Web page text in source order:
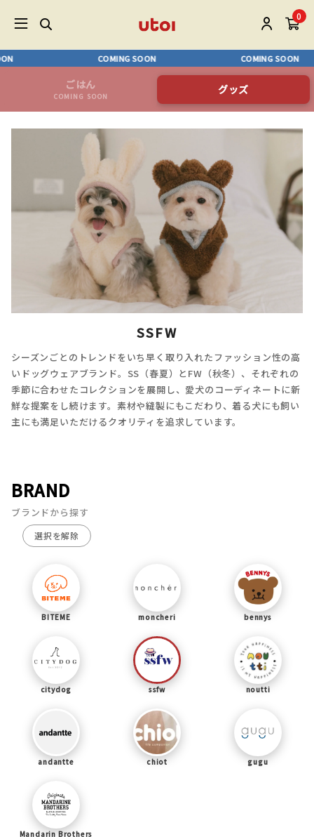
0
COMING SOON COMING SOON
ごはん
COMING SOON
グッズ
SSFW
シーズンごとのトレンドをいち早く取り入れたファッション性の高
いドッグウェアブランド。SS（春夏）とFW（秋冬）、それぞれの
季節に合わせたコレクションを展開し、愛犬のコーディネートに新
鮮な提案をし続けます。素材や縫製にもこだわり、着る犬にも飼い
主にも満足いただけるクオリティを追求しています。
BRAND
ブランドから探す
選択を解除
BITEME moncheri bennys
citydog ssfw noutti
andantte chiot gugu
Mandarin Brothers